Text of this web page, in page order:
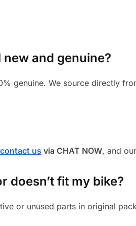
new and genuine?
genuine. We source directly
contact us via CHAT NOW, and
doesn’t fit my bike?
or unused parts in original